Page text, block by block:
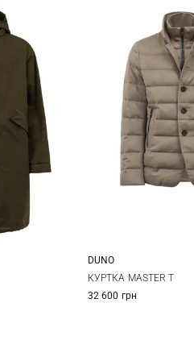
48 50
DUNO
КУРТКА MASTER T
32 600 грн